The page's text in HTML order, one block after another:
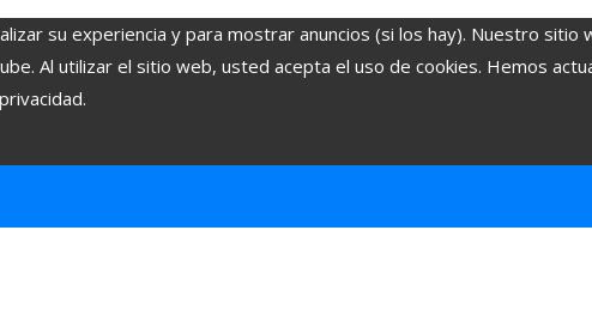
su experiencia y para mostrar anuncios (si los hay). Nuestro sitio
Al utilizar el sitio web, usted acepta el uso de cookies. Hemos